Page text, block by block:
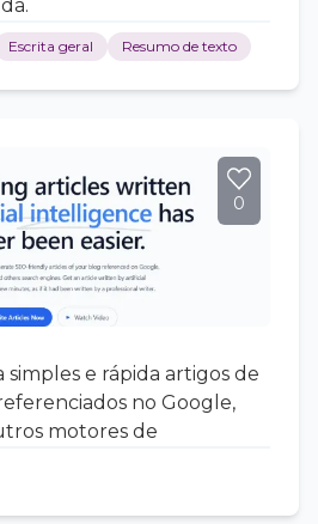
Escrita geral Resumo de texto
0
e rápida artigos de
no Google,
motores de